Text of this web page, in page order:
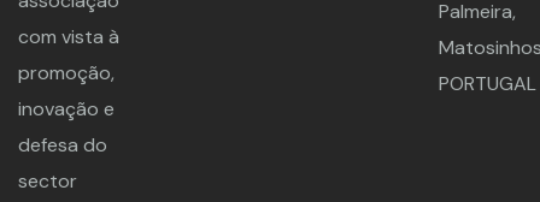
com vista à
promoção,
inovação e
defesa do
sector
Palmeira,
PORTUGAL